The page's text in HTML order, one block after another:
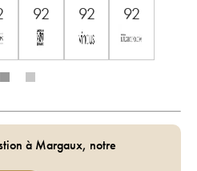
92 92 92
à Margaux, notre